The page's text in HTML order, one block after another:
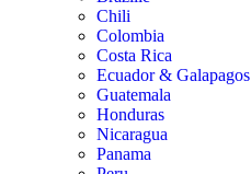
Chili
Colombia
Costa Rica
Ecuador & Galapagos
Guatemala
Honduras
Nicaragua
Panama